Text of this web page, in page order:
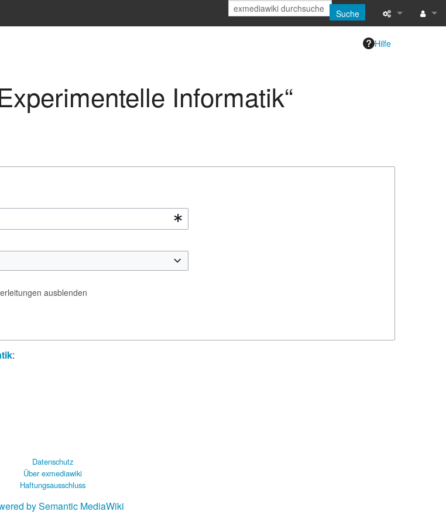
Suche
Hilfe
Informatik“
ausblenden
:
Datenschutz
Über exmediawiki
Haftungsausschluss
by Semantic MediaWiki